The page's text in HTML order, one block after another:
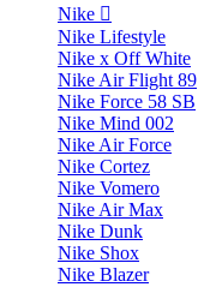
Nike
Nike Lifestyle
Nike x Off White
Nike Air Flight 89
Nike Force 58 SB
Nike Mind 002
Nike Air Force
Nike Cortez
Nike Vomero
Nike Air Max
Nike Dunk
Nike Shox
Nike Blazer